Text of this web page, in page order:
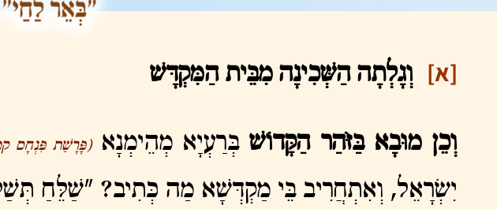
[א] וְגָלְתָה הַשְּׁכִינָה מִבֵּית הַמִּקְדָּשׁ
וְכֵן מוּבָא בַּזֹּהַר הַקָּדוֹשׁבְּרַעְיָא מְהֵימְנָא(פָּרָשַׁת פִּנְחָס
יִשְׂרָאֵל, וְאִתְחֲרִיב בֵּי מַקְדְּשָׁא מַה כְּתִיב? "שַׁלֵּחַ